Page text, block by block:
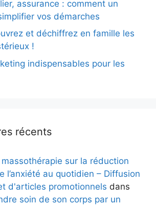
assurance : comment un
vos démarches
et déchiffrez en famille les
!
indispensables pour les
récents
massothérapie sur la réduction
l’anxiété au quotidien – Diffusion
d'articles promotionnels dans
soin de son corps par un